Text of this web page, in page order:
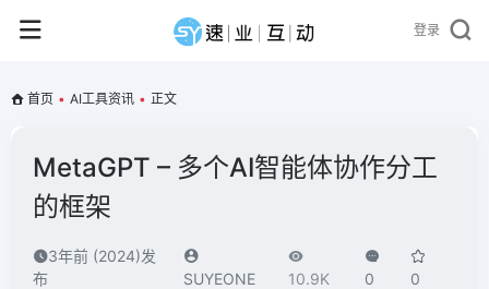
登录
首页 • AI工具资讯 • 正文
MetaGPT – 多个AI智能体协作分工
的框架
3年前 (2024)发
布
SUYEONE 10.9K 0 0